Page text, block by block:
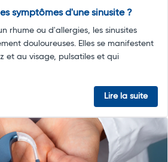
symptômes d'une sinusite ?
rhume ou d'allergies, les sinusites
douloureuses. Elles se manifestent
et au visage, pulsatiles et qui
Lire la suite